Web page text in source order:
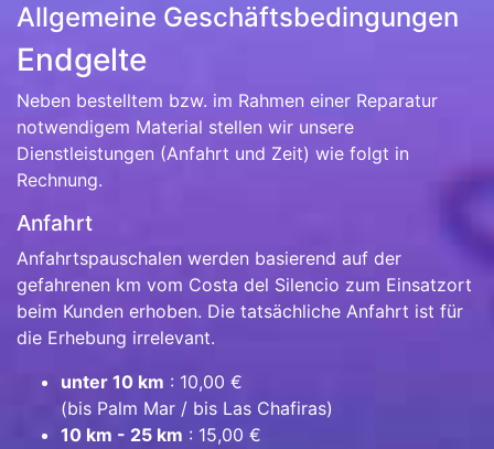
Allgemeine Geschäftsbedingungen
Endgelte
Neben bestelltem bzw. im Rahmen einer Reparatur
notwendigem Material stellen wir unsere
Dienstleistungen (Anfahrt und Zeit) wie folgt in
Rechnung.
Anfahrt
Anfahrtspauschalen werden basierend auf der
gefahrenen km vom Costa del Silencio zum Einsatzort
beim Kunden erhoben. Die tatsächliche Anfahrt ist für
die Erhebung irrelevant.
unter 10 km : 10,00 €
(bis Palm Mar / bis Las Chafiras)
10 km - 25 km : 15,00 €